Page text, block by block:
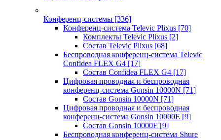
Конференц-системы [336]
Конференц-система Televic Plixus [70]
Комплекты Televic Plixus [2]
Состав Televic Plixus [68]
Беспроводная конференц-система Televic
Confidea FLEX G4 [17]
Состав Confidea FLEX G4 [17]
Цифровая проводная и беспроводная
конференц-система Gonsin 10000N [71]
Состав Gonsin 10000N [71]
Цифровая проводная и беспроводная
конференц-система Gonsin 10000E [9]
Состав Gonsin 10000E [9]
Беспроводная конференц-система Shure